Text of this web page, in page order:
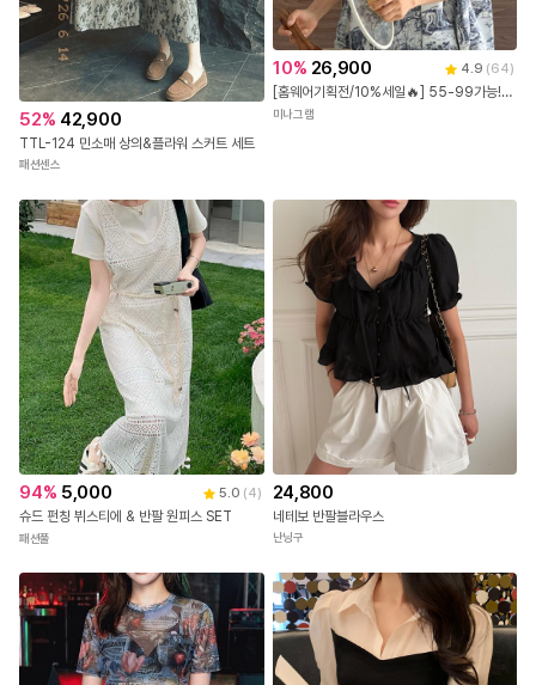
52% 42,900
TTL-124 민소매 상의&플라워 스커트 세트
패션센스
10% 26,900 4.9 (64)
[홈웨어기획전/10%세일🔥] 55-99가능! [꿀잠3세트] 빅사이즈잠옷 7부바지 반바지
미나그램
94% 5,000 5.0 (4)
슈드 펀칭 뷔스티에 & 반팔 원피스 SET
패션풀
24,800
네테보 반팔블라우스
난닝구